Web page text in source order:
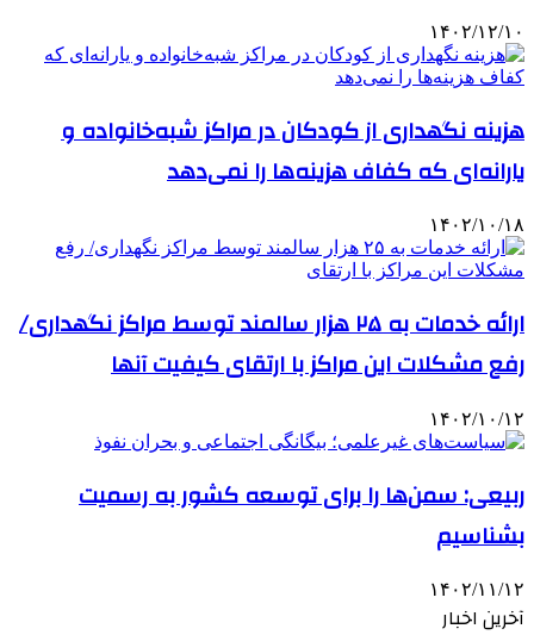
۱۴۰۲/۱۲/۱۰
هزینه نگهداری از کودکان در مراکز شبه‌خانواده و
یارانه‌ای که کفاف هزینه‌ها را نمی‌دهد
۱۴۰۲/۱۰/۱۸
ارائه خدمات به ۲۵ هزار سالمند توسط مراکز نگهداری/
رفع مشکلات این مراکز با ارتقای کیفیت آنها
۱۴۰۲/۱۰/۱۲
ربیعی: سمن‌ها را برای توسعه کشور به رسمیت
بشناسیم
۱۴۰۲/۱۱/۱۲
آخرین اخبار